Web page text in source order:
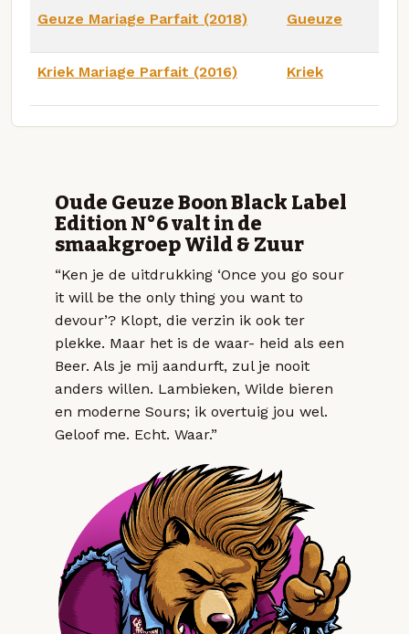
Geuze Mariage Parfait (2018) Gueuze
Kriek Mariage Parfait (2016) Kriek
Oude Geuze Boon Black Label
Edition N°6 valt in de
smaakgroep Wild & Zuur
“Ken je de uitdrukking ‘Once you go sour
it will be the only thing you want to
devour’? Klopt, die verzin ik ook ter
plekke. Maar het is de waar- heid als een
Beer. Als je mij aandurft, zul je nooit
anders willen. Lambieken, Wilde bieren
en moderne Sours; ik overtuig jou wel.
Geloof me. Echt. Waar.”